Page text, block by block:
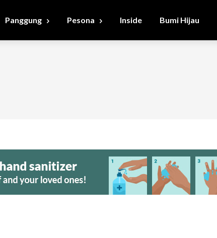
Panggung Pesona Inside Bumi Hijau